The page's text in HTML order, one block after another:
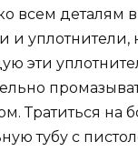
всем деталям
и уплотнители,
эти
Тратиться на
тубу с